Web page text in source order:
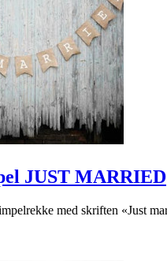
JUST MARRIED
med skriften «Just